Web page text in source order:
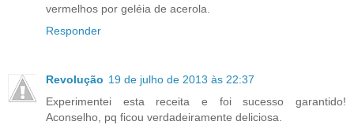
vermelhos por geléia de acerola.
Responder
Revolução 19 de julho de 2013 às 22:37
Experimentei esta receita e foi sucesso garantido!
Aconselho, pq ficou verdadeiramente deliciosa.